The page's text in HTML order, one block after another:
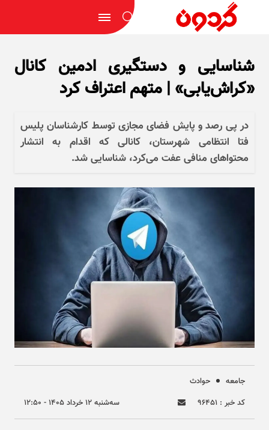
شناسایی و دستگیری ادمین کانال
«کراش‌یابی» | متهم اعتراف کرد
در پی رصد و پایش فضای مجازی توسط کارشناسان پلیس
فتا انتظامی شهرستان، کانالی که اقدام به انتشار
محتوا‌های منافی عفت می‌کرد، شناسایی شد.
جامعه
حوادث
کد خبر : ۹۶۴۵۱
سه‌شنبه ۱۲ خرداد ۱۴۰۵ - ۱۲:۵۰